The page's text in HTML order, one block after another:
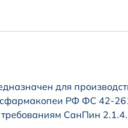
для
РФ ФС 42-
СанПин